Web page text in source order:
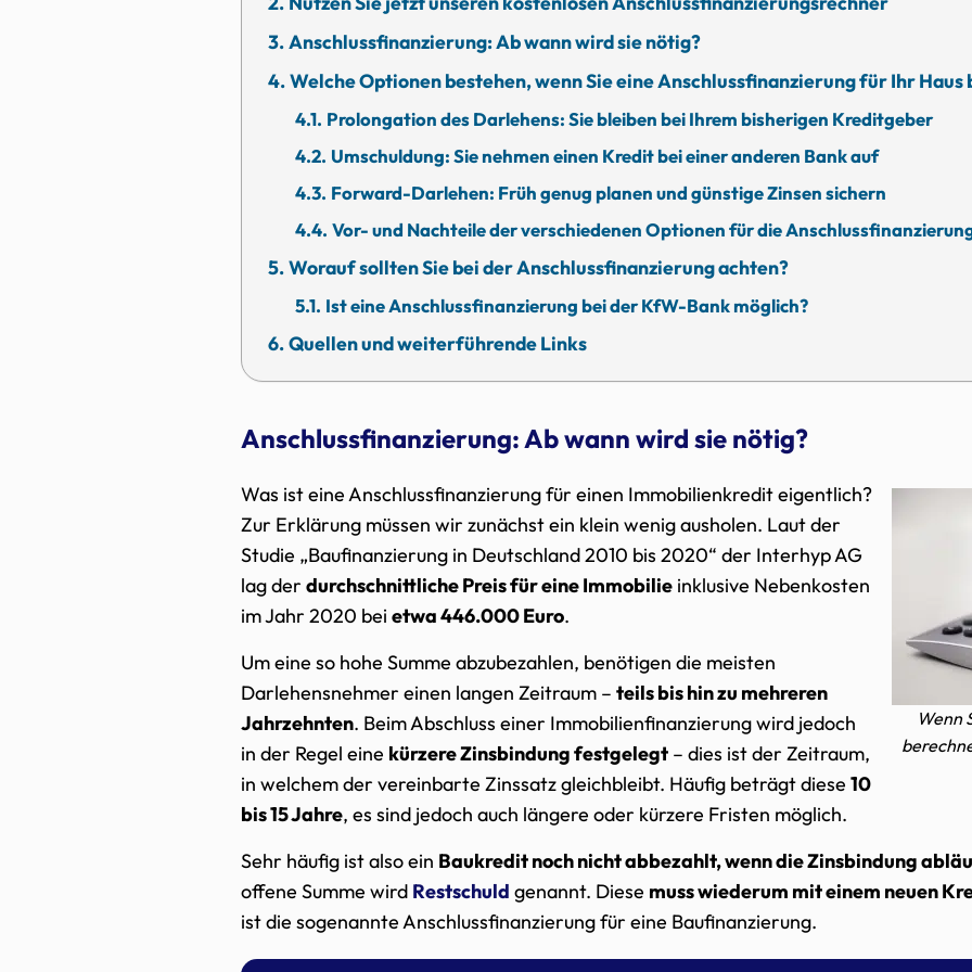
Anschlussfinanzierung: Ab wann wird sie nötig?
Welche Optionen bestehen, wenn Sie eine Anschlussfinanzierung für Ihr Haus
Prolongation des Darlehens: Sie bleiben bei Ihrem bisherigen Kreditgeber
Umschuldung: Sie nehmen einen Kredit bei einer anderen Bank auf
Forward-Darlehen: Früh genug planen und günstige Zinsen sichern
Vor- und Nachteile der verschiedenen Optionen für die
Worauf sollten Sie bei der Anschlussfinanzierung achten?
Ist eine Anschlussfinanzierung bei der KfW-Bank möglich?
Quellen und weiterführende Links
Anschlussfinanzierung: Ab wann wird sie nötig?
Wenn
Was ist eine Anschlussfinanzierung für einen Immobilienkredit eigentlich?
Zur Erklärung müssen wir zunächst ein klein wenig ausholen. Laut der
Studie „Baufinanzierung in Deutschland 2010 bis 2020“ der Interhyp AG
lag der durchschnittliche Preis für eine Immobilie inklusive Nebenkosten
im Jahr 2020 bei etwa 446.000 Euro.
Um eine so hohe Summe abzubezahlen, benötigen die meisten
Darlehensnehmer einen langen Zeitraum – teils bis hin zu mehreren
Jahrzehnten. Beim Abschluss einer Immobilienfinanzierung wird jedoch
in der Regel eine kürzere Zinsbindung festgelegt – dies ist der Zeitraum,
in welchem der vereinbarte Zinssatz gleichbleibt. Häufig beträgt diese 10
bis 15 Jahre, es sind jedoch auch längere oder kürzere Fristen möglich.
Sehr häufig ist also ein Baukredit noch nicht abbezahlt, wenn die Zinsbindung
offene Summe wird Restschuld genannt. Diese muss wiederum mit einem neuen
ist die sogenannte Anschlussfinanzierung für eine Baufinanzierung.